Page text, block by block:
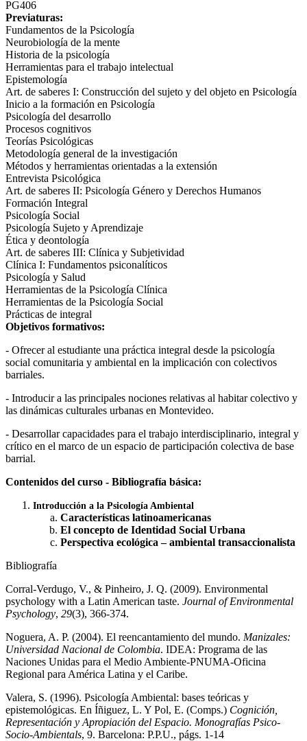
PG406
Previaturas:
Fundamentos de la Psicología
Neurobiología de la mente
Historia de la psicología
Herramientas para el trabajo intelectual
Epistemología
Art. de saberes I: Construcción del sujeto y del objeto en Psicología
Inicio a la formación en Psicología
Psicología del desarrollo
Procesos cognitivos
Teorías Psicológicas
Metodología general de la investigación
Métodos y herramientas orientadas a la extensión
Entrevista Psicológica
Art. de saberes II: Psicología Género y Derechos Humanos
Formación Integral
Psicología Social
Psicología Sujeto y Aprendizaje
Ética y deontología
Art. de saberes III: Clínica y Subjetividad
Clínica I: Fundamentos psiconalíticos
Psicología y Salud
Herramientas de la Psicología Clínica
Herramientas de la Psicología Social
Prácticas de integral
Objetivos formativos:
- Ofrecer al estudiante una práctica integral desde la psicología
social comunitaria y ambiental en la implicación con colectivos
barriales.
- Introducir a las principales nociones relativas al habitar colectivo y
las dinámicas culturales urbanas en Montevideo.
- Desarrollar capacidades para el trabajo interdisciplinario, integral y
crítico en el marco de un espacio de participación colectiva de base
barrial.
Contenidos del curso - Bibliografía básica:
Introducción a la Psicología Ambiental
Características latinoamericanas
El concepto de Identidad Social Urbana
Perspectiva ecológica – ambiental transaccionalista
Bibliografía
Corral-Verdugo, V., & Pinheiro, J. Q. (2009). Environmental
psychology with a Latin American taste. Journal of Environmental
Psychology, 29(3), 366-374.
Noguera, A. P. (2004). El reencantamiento del mundo. Manizales:
Universidad Nacional de Colombia. IDEA: Programa de las
Naciones Unidas para el Medio Ambiente-PNUMA-Oficina
Regional para América Latina y el Caribe.
Valera, S. (1996). Psicología Ambiental: bases teóricas y
epistemológicas. En Íñiguez, L. Y Pol, E. (Comps.) Cognición,
Representación y Apropiación del Espacio. Monografías Psico-
Socio-Ambientals, 9. Barcelona: P.P.U., págs. 1-14